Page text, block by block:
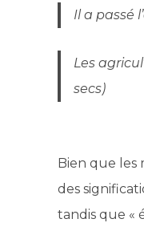
Il a passé
Les
secs)
Bien que les
des
tandis que «